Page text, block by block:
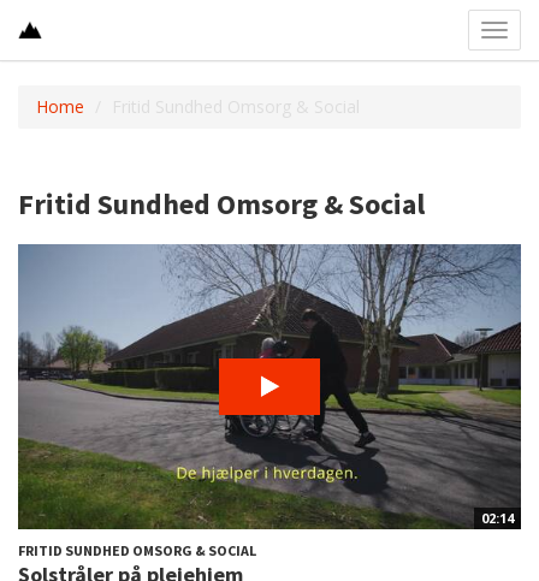
Home Fritid Sundhed Omsorg & Social
Fritid Sundhed Omsorg & Social
02:14
FRITID SUNDHED OMSORG & SOCIAL
Solstråler på plejehjem